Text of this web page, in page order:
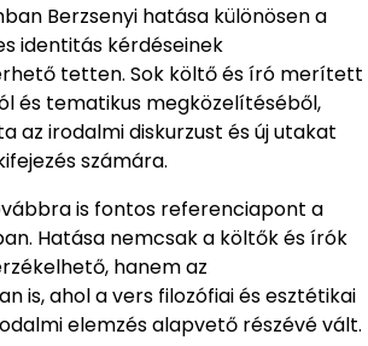
Berzsenyi hatása különösen a
identitás kérdéseinek
tetten. Sok költő és író merített
és tematikus megközelítéséből,
az irodalmi diskurzust és új utakat
számára.
is fontos referenciapont a
Hatása nemcsak a költők és írók
hanem az
is, ahol a vers filozófiai és esztétikai
elemzés alapvető részévé vált.